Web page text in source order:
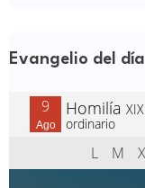
Evangelio del día